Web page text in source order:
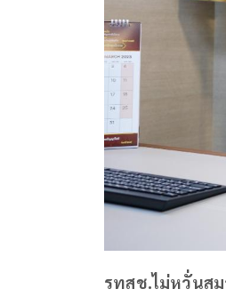
รทสช.ไม่หวั่นส